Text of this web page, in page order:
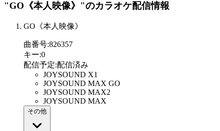
"GO《本人映像》"のカラオケ配信情報
GO《本人映像》
曲番号:826357
キー:0
配信予定:配信済み
JOYSOUND X1
JOYSOUND MAX GO
JOYSOUND MAX2
JOYSOUND MAX
その他